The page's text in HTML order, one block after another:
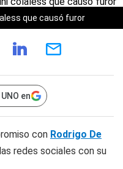
que causó furor
en
con Rodrigo De
redes sociales con su